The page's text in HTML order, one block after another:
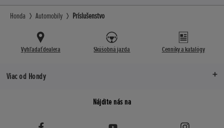
Honda Automobily Príslušenstvo
Vyhľadať dealera Skúšobná jazda Cenníky a katalógy
Viac od Hondy
Nájdite nás na